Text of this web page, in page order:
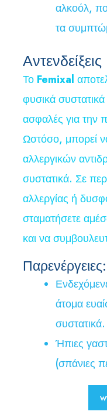
αλκοόλ,
τα
Το Femixal
φυσικά
ασφαλές για την
Ωστόσο, μπορεί
αλλεργικών
συστατικά. Σε
αλλεργίας ή
σταματήσετε
και να
Παρενέργειες:
άτομα
συστατικά.
Ήπιες
(σπάνιες